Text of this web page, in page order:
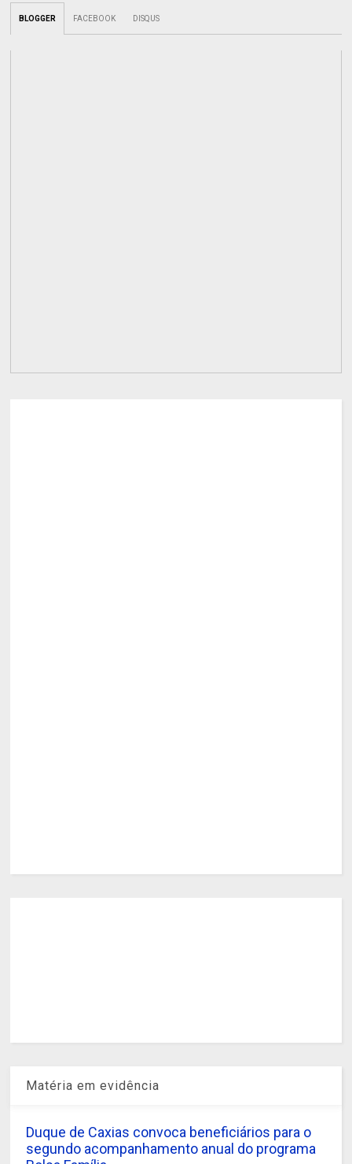
BLOGGER FACEBOOK DISQUS
Matéria em evidência
Duque de Caxias convoca beneficiários para o
segundo acompanhamento anual do programa